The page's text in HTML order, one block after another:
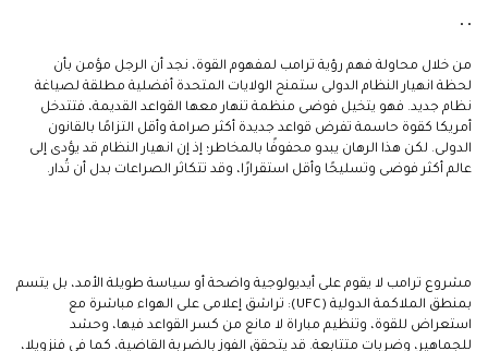
• •
من خلال محاولة فهم رؤية ترامب لمفهوم القوة، نجد أن الرجل مؤمن بأن
لحظة انهيار النظام الدولى ستمنح الولايات المتحدة أفضلية مطلقة لصياغة
نظام جديد. فهو يتخيل فوضى منظمة تنهار معها القواعد القديمة، فتتدخل
أمريكا كقوة حاسمة تفرض قواعد جديدة أكثر صرامة وأقل التزامًا بالقانون
الدولى. لكن هذا الرهان يبدو محفوفًا بالمخاطر؛ إذ إن انهيار النظام قد يؤدى إلى
عالم أكثر فوضى وتسليحًا وأقل استقرارًا، وقد تتكاثر الصراعات بدل أن تُدار.
مشروع ترامب لا يقوم على أيديولوجية واضحة أو سياسة طويلة الأمد، بل يتسم
بمنطق الملاكمة الدولية (UFC): تراشق إعلامى على الهواء مباشرة مع
استعراض للقوة، وتنظيم مباراة لا مانع من كسر القواعد فيها، وحشد
للجماهير، وضربات متتابعة. قد يتحقق الفوز بالضربة القاضية، كما فى فنزويلا،